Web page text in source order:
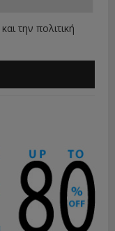
και την πολιτική